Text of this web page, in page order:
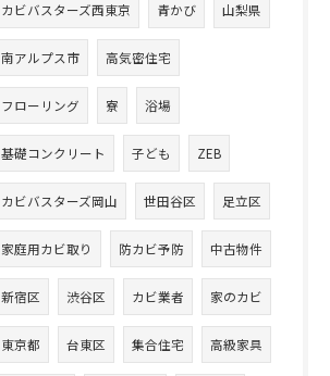
カビバスターズ西東京 青かび 山梨県
南アルプス市 高気密住宅
フローリング 寮 浴場
基礎コンクリート 子ども ZEB
カビバスターズ岡山 世田谷区 足立区
家庭用カビ取り 防カビ予防 中古物件
新宿区 渋谷区 カビ業者 家のカビ
東京都 台東区 集合住宅 高級家具